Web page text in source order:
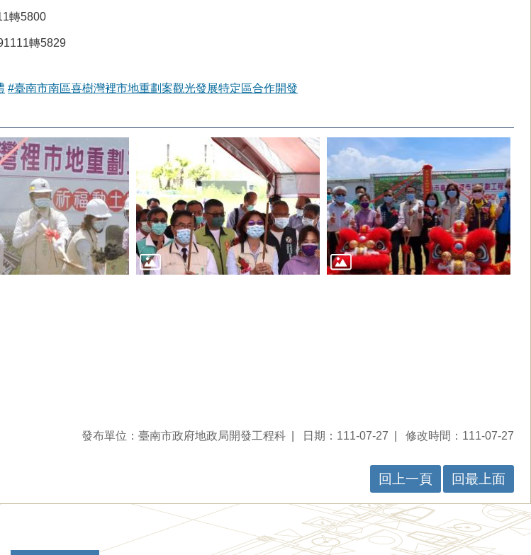
轉5800
轉5829
#臺南市南區喜樹灣裡市地重劃案觀光發展特定區合作開發
發布單位：臺南市政府地政局開發工程科 日期：111-07-27 修改時間：111-07-27
回上一頁 回最上面